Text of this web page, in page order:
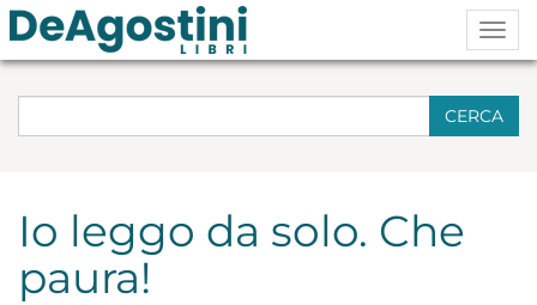
CERCA
Io leggo da solo. Che
paura!